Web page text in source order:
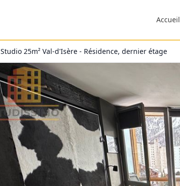
Accueil
Studio 25m² Val-d'Isère - Résidence, dernier étage